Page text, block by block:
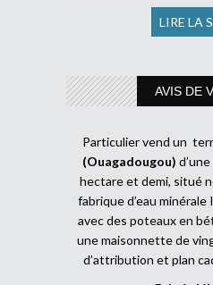
LIRE LA
AVIS DE
Particulier vend un
(Ouagadougou)
hectare et demi, situé
fabrique d’eau
avec des poteaux en
une maisonnette de
d’attribution et plan